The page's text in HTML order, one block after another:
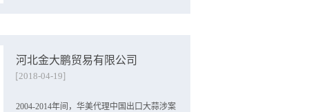
作为其代理在华子公司常山皮尔轴承有限公
中取得了越来越好的成绩，为其稳固和扩大
河北金大鹏贸易有限公司
2018-04-19
2004-2014年间，华美代理中国出口大蒜涉案